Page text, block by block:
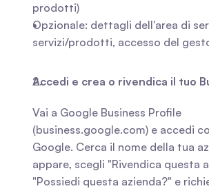
prodotti)
Opzionale: dettagli dell'area di
servizi/prodotti, accesso del
Accedi e crea o rivendica il tuo
Vai a Google Business Profile
(business.google.com) e accedi
Google. Cerca il nome della tua
appare, scegli "Rivendica questa
"Possiedi questa azienda?" e